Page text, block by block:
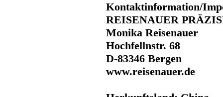
Kontaktinformation/
REISENAUER
Monika Reisenauer
Hochfellnstr. 68
D-83346 Bergen
www.reisenauer.de